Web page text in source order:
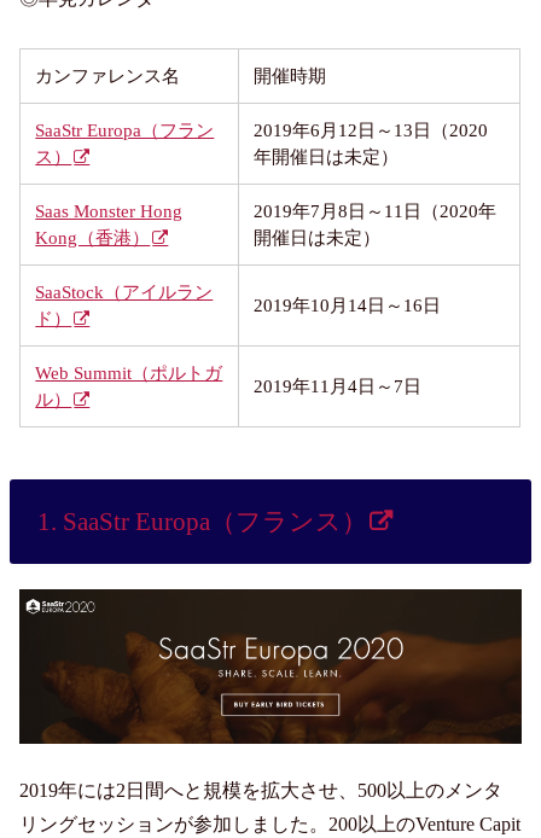
カンファレンス名 開催時期
SaaStr Europa（フラン
ス）
2019年6月12日～13日（2020
年開催日は未定）
Saas Monster Hong
Kong（香港）
2019年7月8日～11日（2020年
開催日は未定）
SaaStock（アイルラン
ド）
2019年10月14日～16日
Web Summit（ポルトガ
ル）
2019年11月4日～7日
1. SaaStr Europa（フランス）
2019年には2日間へと規模を拡大させ、500以上のメンタ
リングセッションが参加しました。200以上のVenture Capit